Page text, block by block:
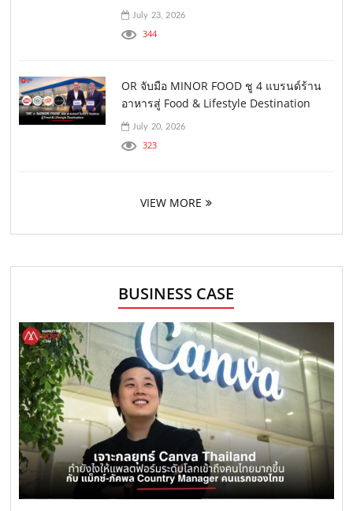
July 23, 2026
344
OR จับมือ MINOR FOOD ชู 4 แบรนด์ร้าน
อาหารสู่ Food & Lifestyle Destination
July 20, 2026
323
VIEW MORE
BUSINESS CASE